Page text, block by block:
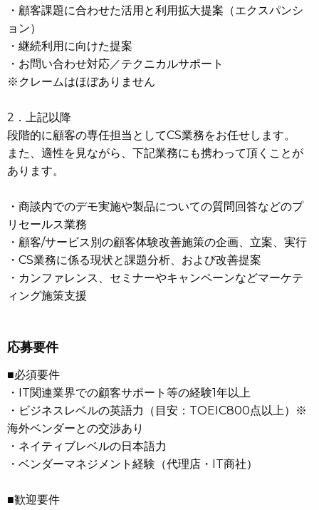
・顧客課題に合わせた活用と利用拡大提案（エクスパンシ
ョン）
・継続利用に向けた提案
・お問い合わせ対応／テクニカルサポート
※クレームはほぼありません
2．上記以降
段階的に顧客の専任担当としてCS業務をお任せします。
また、適性を見ながら、下記業務にも携わって頂くことが
あります。
・商談内でのデモ実施や製品についての質問回答などのプ
リセールス業務
・顧客/サービス別の顧客体験改善施策の企画、立案、実行
・CS業務に係る現状と課題分析、および改善提案
・カンファレンス、セミナーやキャンペーンなどマーケテ
ィング施策支援
応募要件
■必須要件
・IT関連業界での顧客サポート等の経験1年以上
・ビジネスレベルの英語力（目安：TOEIC800点以上）※
海外ベンダーとの交渉あり
・ネイティブレベルの日本語力
・ベンダーマネジメント経験（代理店・IT商社）
■歓迎要件